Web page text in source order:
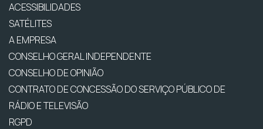
ACESSIBILIDADES
SATÉLITES
A EMPRESA
CONSELHO GERAL INDEPENDENTE
CONSELHO DE OPINIÃO
CONTRATO DE CONCESSÃO DO SERVIÇO PÚBLICO DE
RÁDIO E TELEVISÃO
RGPD